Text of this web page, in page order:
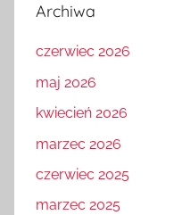
Archiwa
czerwiec 2026
maj 2026
kwiecień 2026
marzec 2026
czerwiec 2025
marzec 2025